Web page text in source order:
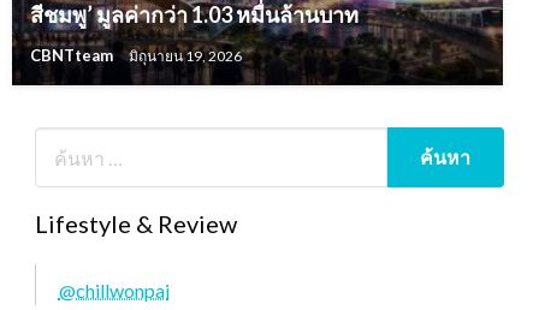
สีชมพู’ มูลค่ากว่า 1.03 หมื่นล้านบาท
CBNTteam มิถุนายน 19, 2026
Lifestyle & Review
@chillwonpai